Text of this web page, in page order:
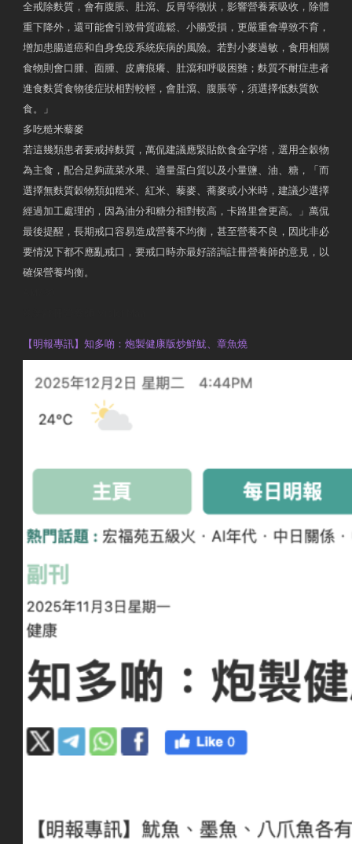
全戒除麩質，會有腹脹、肚瀉、反胃等徵狀，影響營養素吸收，除體
重下降外，還可能會引致骨質疏鬆、小腸受損，更嚴重會導致不育，
增加患腸道癌和自身免疫系統疾病的風險。若對小麥過敏，食用相關
食物則會口腫、面腫、皮膚痕癢、肚瀉和呼吸困難；麩質不耐症患者
進食麩質食物後症狀相對較輕，會肚瀉、腹脹等，須選擇低麩質飲
食。」
多吃糙米藜麥
若這幾類患者要戒掉麩質，萬侃建議應緊貼飲食金字塔，選用全穀物
為主食，配合足夠蔬菜水果、適量蛋白質以及小量鹽、油、糖，「而
選擇無麩質穀物類如糙米、紅米、藜麥、蕎麥或小米時，建議少選擇
經過加工處理的，因為油分和糖分相對較高，卡路里會更高。」萬侃
最後提醒，長期戒口容易造成營養不均衡，甚至營養不良，因此非必
要情況下都不應亂戒口，要戒口時亦最好諮詢註冊營養師的意見，以
確保營養均衡。
【明報專訊】知多啲：炮製健康版炒鮮魷、章魚燒